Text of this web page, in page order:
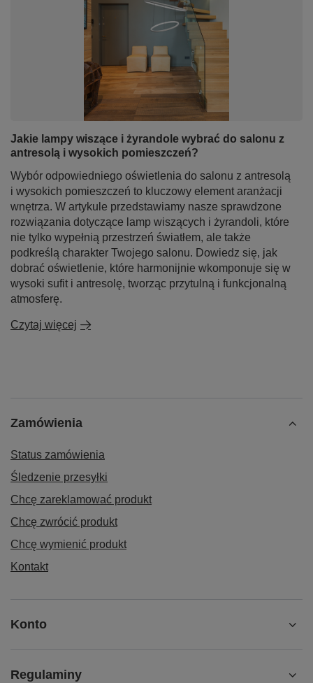
Jakie lampy wiszące i żyrandole wybrać do salonu z
antresolą i wysokich pomieszczeń?
Wybór odpowiedniego oświetlenia do salonu z antresolą
i wysokich pomieszczeń to kluczowy element aranżacji
wnętrza. W artykule przedstawiamy nasze sprawdzone
rozwiązania dotyczące lamp wiszących i żyrandoli, które
nie tylko wypełnią przestrzeń światłem, ale także
podkreślą charakter Twojego salonu. Dowiedz się, jak
dobrać oświetlenie, które harmonijnie wkomponuje się w
wysoki sufit i antresolę, tworząc przytulną i funkcjonalną
atmosferę.
Czytaj więcej
Zamówienia
Status zamówienia
Śledzenie przesyłki
Chcę zareklamować produkt
Chcę zwrócić produkt
Chcę wymienić produkt
Kontakt
Konto
Regulaminy